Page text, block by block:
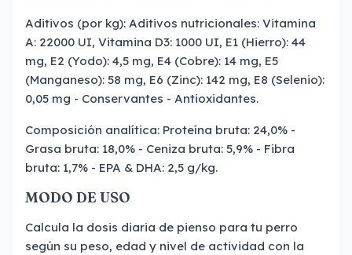
Aditivos (por kg): Aditivos nutricionales: Vitamina
A: 22000 UI, Vitamina D3: 1000 UI, E1 (Hierro): 44
mg, E2 (Yodo): 4,5 mg, E4 (Cobre): 14 mg, E5
(Manganeso): 58 mg, E6 (Zinc): 142 mg, E8 (Selenio):
0,05 mg - Conservantes - Antioxidantes.
Composición analítica: Proteína bruta: 24,0% -
Grasa bruta: 18,0% - Ceniza bruta: 5,9% - Fibra
bruta: 1,7% - EPA & DHA: 2,5 g/kg.
MODO DE USO
Calcula la dosis diaria de pienso para tu perro
según su peso, edad y nivel de actividad con la